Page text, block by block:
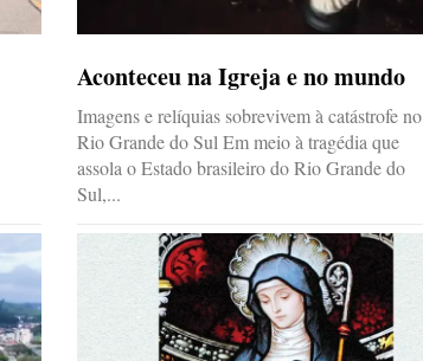
Aconteceu na Igreja e no mundo
Imagens e relíquias sobrevivem à catástrofe no
Rio Grande do Sul Em meio à tragédia que
assola o Estado brasileiro do Rio Grande do
Sul,...